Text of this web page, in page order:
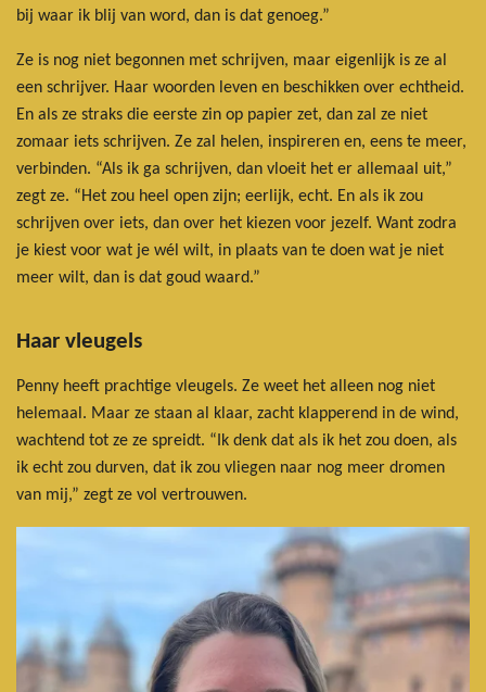
bij waar ik blij van word, dan is dat genoeg.”
Ze is nog niet begonnen met schrijven, maar eigenlijk is ze al
een schrijver. Haar woorden leven en beschikken over echtheid.
En als ze straks die eerste zin op papier zet, dan zal ze niet
zomaar iets schrijven. Ze zal helen, inspireren en, eens te meer,
verbinden. “Als ik ga schrijven, dan vloeit het er allemaal uit,”
zegt ze. “Het zou heel open zijn; eerlijk, echt. En als ik zou
schrijven over iets, dan over het kiezen voor jezelf. Want zodra
je kiest voor wat je wél wilt, in plaats van te doen wat je niet
meer wilt, dan is dat goud waard.”
Haar vleugels
Penny heeft prachtige vleugels. Ze weet het alleen nog niet
helemaal. Maar ze staan al klaar, zacht klapperend in de wind,
wachtend tot ze ze spreidt. “Ik denk dat als ik het zou doen, als
ik echt zou durven, dat ik zou vliegen naar nog meer dromen
van mij,” zegt ze vol vertrouwen.